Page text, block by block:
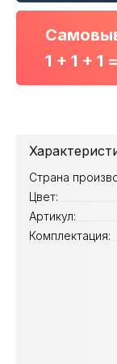
1 + 1 + 1
Страна
Цвет:
Артикул:
Комплектация: